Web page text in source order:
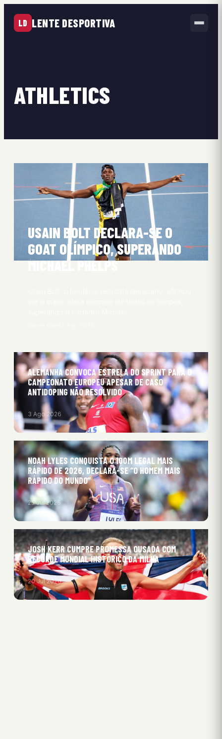
LD LENTE DESPORTIVA
ATHLETICS
USAIN BOLT DECLARA-SE O
GOAT OLÍMPICO, SUPERANDO
MICHAEL PHELPS
ALEMANHA CONVOCA ESTRELA DO SPRINT PARA O
CAMPEONATO EUROPEU APESAR DE CASO
ANTIDOPING NÃO RESOLVIDO
3 Ago 2026
NOAH LYLES CONQUISTA O 100M LEGAL MAIS
RÁPIDO DE 2026, DECLARA-SE “O HOMEM MAIS
RÁPIDO DO MUNDO”
25 Jul 2026
JOSH KERR CUMPRE PROMESSA OUSADA COM
RECORDE MUNDIAL HISTÓRICO DA MILHA
20 Jul 2026